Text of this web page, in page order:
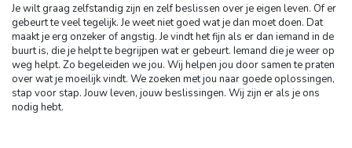
Je wilt graag zelfstandig zijn en zelf beslissen over je eigen leven. Of er
gebeurt te veel tegelijk. Je weet niet goed wat je dan moet doen. Dat
maakt je erg onzeker of angstig. Je vindt het fijn als er dan iemand in de
buurt is, die je helpt te begrijpen wat er gebeurt. Iemand die je weer op
weg helpt. Zo begeleiden we jou. Wij helpen jou door samen te praten
over wat je moeilijk vindt. We zoeken met jou naar goede oplossingen,
stap voor stap. Jouw leven, jouw beslissingen. Wij zijn er als je ons
nodig hebt.